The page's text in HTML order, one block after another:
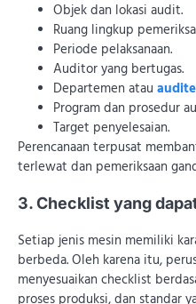
Objek dan lokasi audit.
Ruang lingkup
Periode pelaksanaan.
Auditor yang bertugas.
Departemen atau
Program dan prosedur
Target penyelesaian.
Perencanaan terpusat
terlewat dan pemeriksaan
3. Checklist yang
Setiap jenis mesin memiliki
berbeda. Oleh karena itu,
menyesuaikan checklist
proses produksi, dan standar